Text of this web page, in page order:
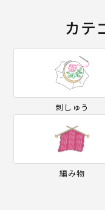
カテ
刺しゅう
編み物